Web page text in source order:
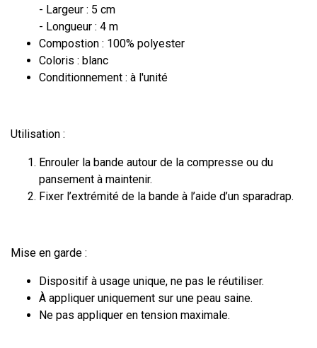
- Largeur : 5 cm
- Longueur : 4 m
Compostion : 100% polyester
Coloris : blanc
Conditionnement : à l'unité
Utilisation :
Enrouler la bande autour de la compresse ou du
pansement à maintenir.
Fixer l’extrémité de la bande à l’aide d’un sparadrap.
Mise en garde :
Dispositif à usage unique, ne pas le réutiliser.
À appliquer uniquement sur une peau saine.
Ne pas appliquer en tension maximale.